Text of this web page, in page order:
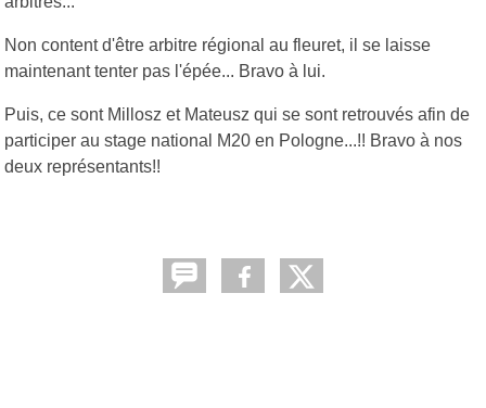
Non content d'être arbitre régional au fleuret, il se laisse
maintenant tenter pas l'épée... Bravo à lui.
Puis, ce sont Millosz et Mateusz qui se sont retrouvés afin de
participer au stage national M20 en Pologne...!! Bravo à nos
deux représentants!!